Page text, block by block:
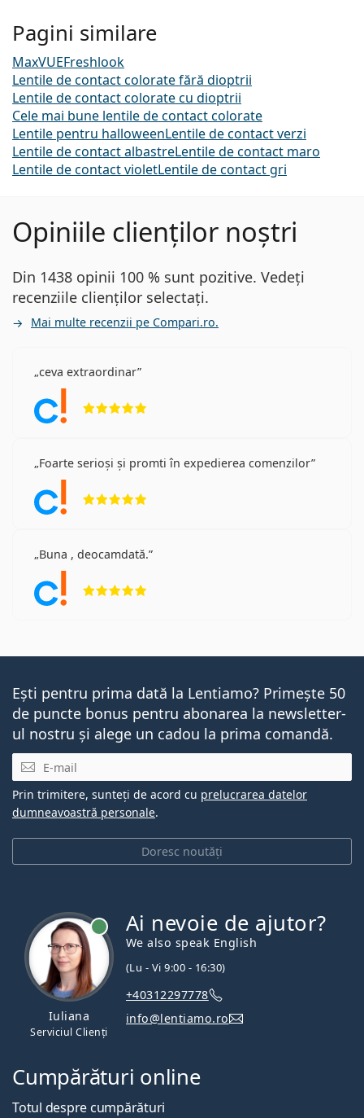
Pagini similare
MaxVUEFreshlook
Lentile de contact colorate fără dioptrii
Lentile de contact colorate cu dioptrii
Cele mai bune lentile de contact colorate
Lentile pentru halloweenLentile de contact verzi
Lentile de contact albastreLentile de contact maro
Lentile de contact violetLentile de contact gri
Opiniile clienților noștri
Din 1438 opinii 100 % sunt pozitive. Vedeți
recenziile clienților selectați.
Mai multe recenzii pe Compari.ro.
ceva extraordinar
Foarte serioși și promti în expedierea comenzilor
Buna , deocamdată.
Ești pentru prima dată la Lentiamo? Primește 50
de puncte bonus pentru abonarea la newsletter-
ul nostru și alege un cadou la prima comandă.
E-mail
Doresc noutăți
Prin trimitere, sunteți de acord cu prelucrarea datelor
dumneavoastră personale.
Iuliana
Serviciul Clienți
Ai nevoie de ajutor?
We also speak English
(Lu - Vi 9:00 - 16:30)
+40312297778
info@lentiamo.ro
Cumpărături online
Totul despre cumpărături